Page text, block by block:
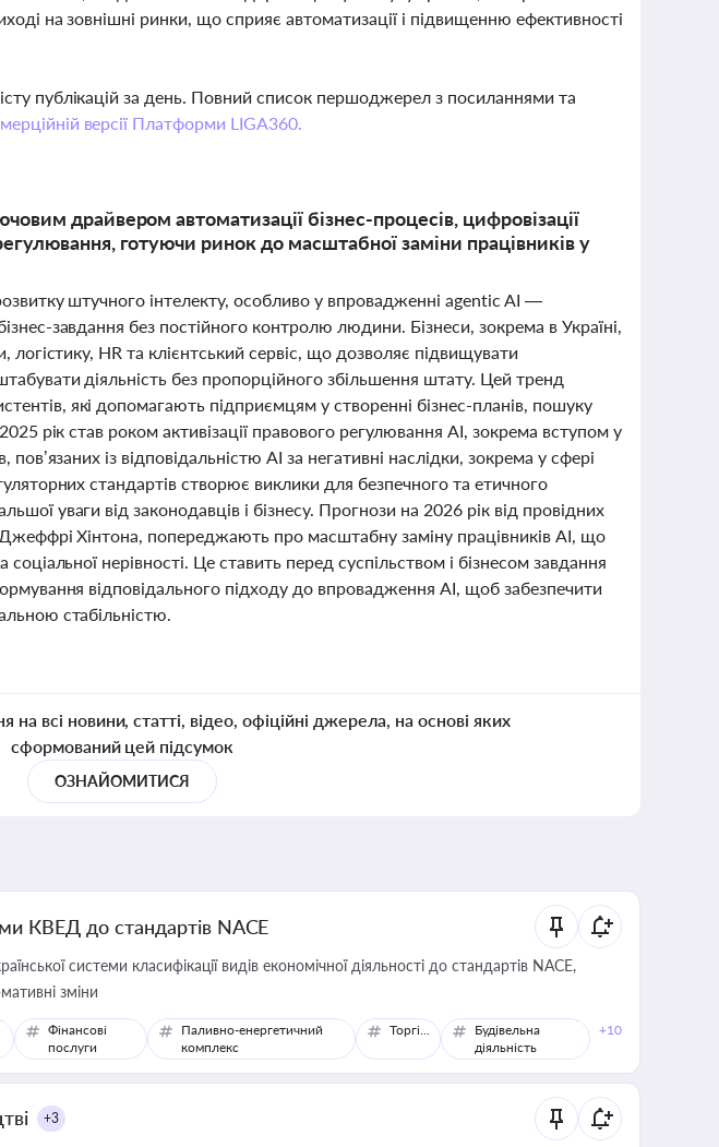
на зовнішні ринки, що сприяє автоматизації і підвищенню ефективності
публікацій за день. Повний список першоджерел з посиланнями та
версії Платформи LIGA360.
драйвером автоматизації бізнес-процесів, цифровізації
готуючи ринок до масштабної заміни працівників у
штучного інтелекту, особливо у впровадженні agentic AI —
завдання без постійного контролю людини. Бізнеси, зокрема в Україні,
логістику, HR та клієнтський сервіс, що дозволяє підвищувати
діяльність без пропорційного збільшення штату. Цей тренд
які допомагають підприємцям у створенні бізнес-планів, пошуку
рік став роком активізації правового регулювання AI, зокрема вступом у
із відповідальністю AI за негативні наслідки, зокрема у сфері
стандартів створює виклики для безпечного та етичного
уваги від законодавців і бізнесу. Прогнози на 2026 рік від провідних
Джеффрі Хінтона, попереджають про масштабну заміну працівників AI, що
нерівності. Це ставить перед суспільством і бізнесом завдання
відповідального підходу до впровадження AI, щоб забезпечити
стабільністю.
всі новини, статті, відео, офіційні джерела, на основі яких
сформований цей підсумок
ОЗНАЙОМИТИСЯ
КВЕД до стандартів NACE
системи класифікації видів економічної діяльності до стандартів NACE,
зміни
Фінансові
послуги
Паливно-енергетичний
комплекс
Торгівля
Будівельна
діяльність
+10
+3